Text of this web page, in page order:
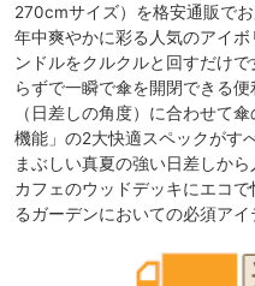
270cmサイズ）を格安通販で
年中爽やかに彩る人気のアイ
ンドルをクルクルと回すだけ
らずで一瞬で傘を開閉できる
（日差しの角度）に合わせて
機能」の2大快適スペックがす
まぶしい真夏の強い日差しか
カフェのウッドデッキにエコ
るガーデンにおいての必須アイ